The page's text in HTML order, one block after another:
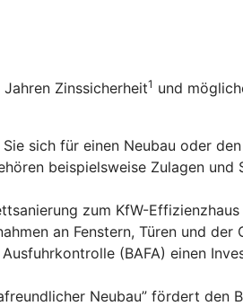
Zinssicherheit1 und
Sie sich für einen Neubau oder
beispielsweise Zulagen
zum KfW-
an Fenstern, Türen und
(BAFA) einen
Neubau” fördert